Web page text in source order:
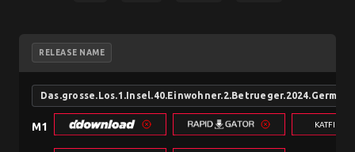
RELEASE NAME
M1